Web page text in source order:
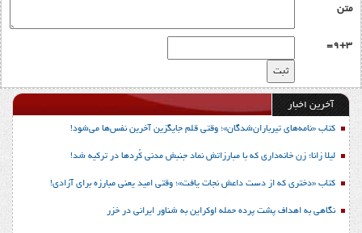
متن
9+3=
آخرین اخبار
کتاب «نامه‌های تیرباران‌شدگان»؛ وقتی قلم جایگزین آخرین نفس‌ها می‌شود!
لیلا زانا؛ زن خانه‌داری که با مبارزاتش نماد جنبش مدنی کُردها در ترکیه شد!
کتاب «دختری که از دست داعش نجات یافت»؛ وقتی امید یعنی مبارزه برای آزادی!
نگاهی به اهداف پشت پرده حمله اوکراین به شناور ایرانی در خزر